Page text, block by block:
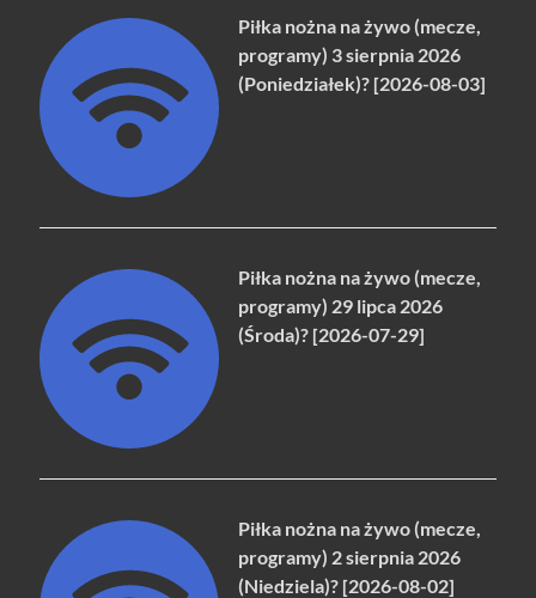
Piłka nożna na żywo (mecze,
programy) 3 sierpnia 2026
(Poniedziałek)? [2026-08-03]
Piłka nożna na żywo (mecze,
programy) 29 lipca 2026
(Środa)? [2026-07-29]
Piłka nożna na żywo (mecze,
programy) 2 sierpnia 2026
(Niedziela)? [2026-08-02]